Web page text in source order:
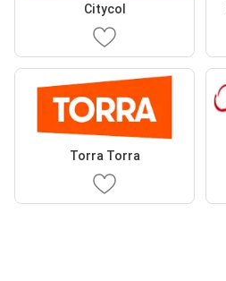
Citycol
Torra Torra